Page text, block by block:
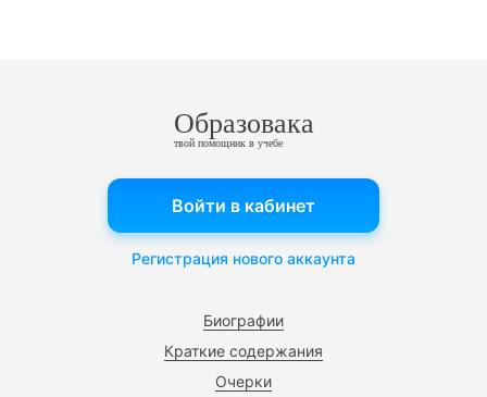
Образовака
твой помощник в учебе
Биографии
Краткие содержания
Очерки
Войти в кабинет
Регистрация нового аккаунта